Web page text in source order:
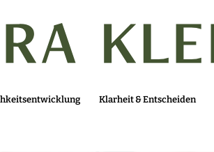
Klarheit & Entscheiden